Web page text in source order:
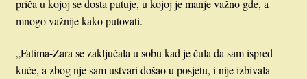
priča u kojoj se dosta putuje, u kojoj je manje važno gde, a
mnogo važnije kako putovati.
„Fatima-Zara se zaključala u sobu kad je čula da sam ispred
kuće, a zbog nje sam ustvari došao u posjetu, i nije izbivala